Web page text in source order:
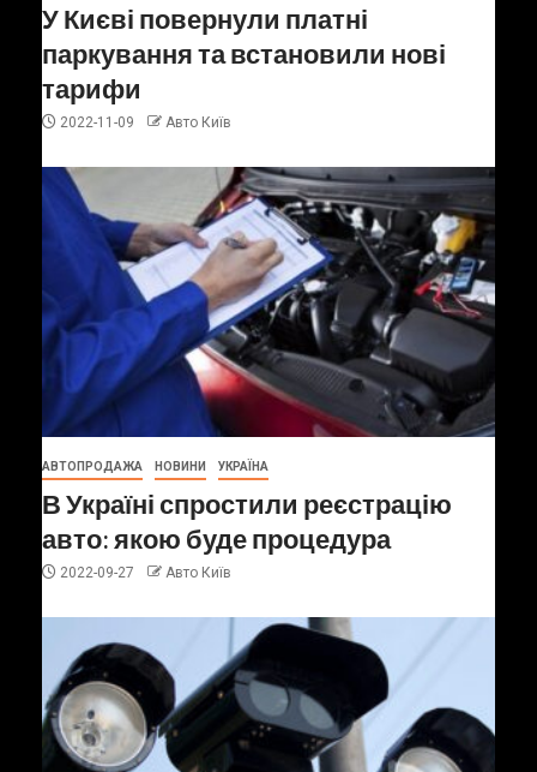
У Києві повернули платні
паркування та встановили нові
тарифи
2022-11-09 Авто Київ
АВТОПРОДАЖА НОВИНИ УКРАЇНА
В Україні спростили реєстрацію
авто: якою буде процедура
2022-09-27 Авто Київ